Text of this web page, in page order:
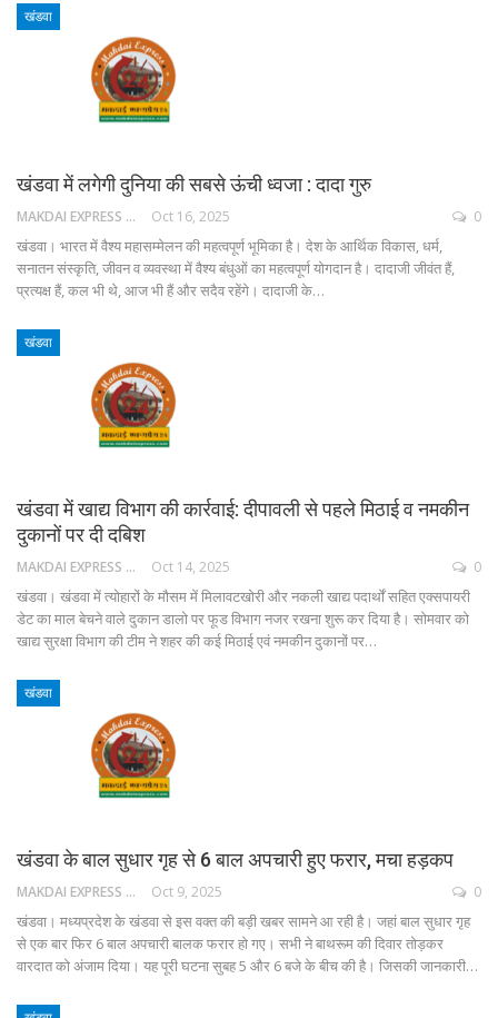
खंडवा
खंडवा में लगेगी दुनिया की सबसे ऊंची ध्वजा : दादा गुरु
MAKDAI EXPRESS 24 Oct 16, 2025 0
खंडवा। भारत में वैश्य महासम्मेलन की महत्वपूर्ण भूमिका है। देश के आर्थिक विकास, धर्म,
सनातन संस्कृति, जीवन व व्यवस्था में वैश्य बंधुओं का महत्वपूर्ण योगदान है। दादाजी जीवंत हैं,
प्रत्यक्ष हैं, कल भी थे, आज भी हैं और सदैव रहेंगे। दादाजी के…
खंडवा
खंडवा में खाद्य विभाग की कार्रवाई: दीपावली से पहले मिठाई व नमकीन
दुकानों पर दी दबिश
MAKDAI EXPRESS 24 Oct 14, 2025 0
खंडवा। खंडवा में त्योहारों के मौसम में मिलावटखोरी और नकली खाद्य पदार्थों सहित एक्सपायरी
डेट का माल बेचने वाले दुकान डालो पर फूड विभाग नजर रखना शुरू कर दिया है। सोमवार को
खाद्य सुरक्षा विभाग की टीम ने शहर की कई मिठाई एवं नमकीन दुकानों पर…
खंडवा
खंडवा के बाल सुधार गृह से 6 बाल अपचारी हुए फरार, मचा हड़कप
MAKDAI EXPRESS 24 Oct 9, 2025 0
खंडवा। मध्यप्रदेश के खंडवा से इस वक्त की बड़ी खबर सामने आ रही है। जहां बाल सुधार गृह
से एक बार फिर 6 बाल अपचारी बालक फरार हो गए। सभी ने बाथरूम की दिवार तोड़कर
वारदात को अंजाम दिया। यह पूरी घटना सुबह 5 और 6 बजे के बीच की है। जिसकी जानकारी…